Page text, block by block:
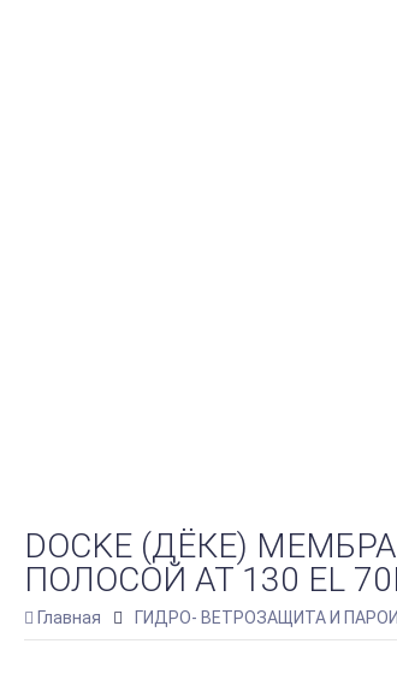
DOCKE (ДЁКЕ)
ПОЛОСОЙ AT 130 EL
Главная ГИДРО- ВЕТРОЗАЩИТА И